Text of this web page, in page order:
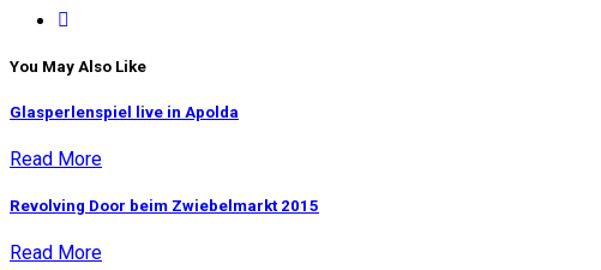
You May Also Like
Glasperlenspiel live in Apolda
Read More
Revolving Door beim Zwiebelmarkt 2015
Read More